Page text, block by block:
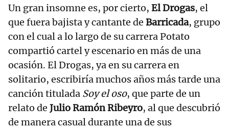
Un gran insomne es, por cierto, El Drogas, el
que fuera bajista y cantante de Barricada, grupo
con el cual a lo largo de su carrera Potato
compartió cartel y escenario en más de una
ocasión. El Drogas, ya en su carrera en
solitario, escribiría muchos años más tarde una
canción titulada Soy el oso, que parte de un
relato de Julio Ramón Ribeyro, al que descubrió
de manera casual durante una de sus